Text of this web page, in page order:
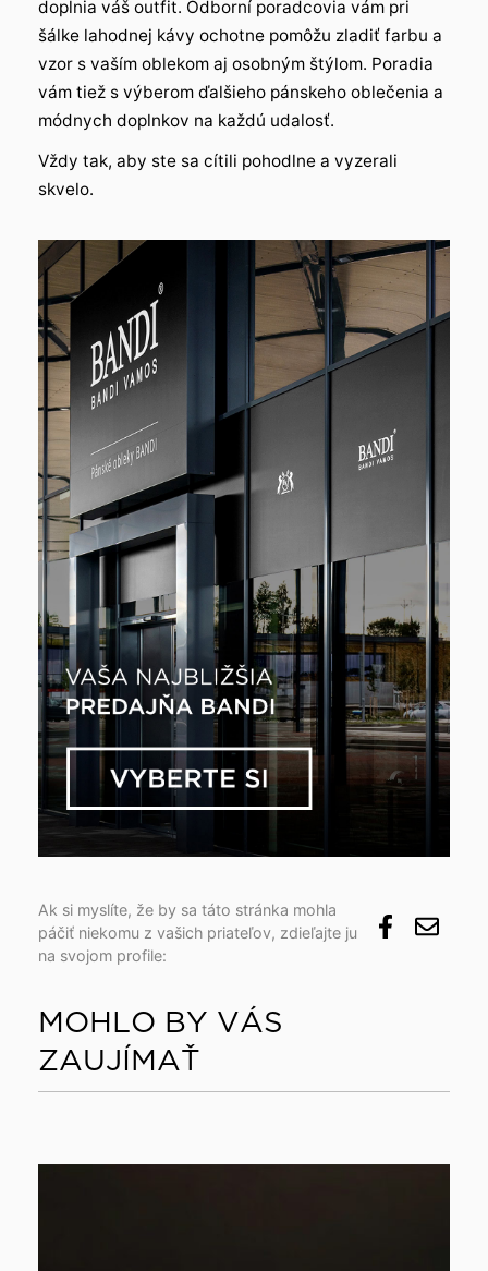
doplnia váš outfit. Odborní poradcovia vám pri
šálke lahodnej kávy ochotne pomôžu zladiť farbu a
vzor s vaším oblekom aj osobným štýlom. Poradia
vám tiež s výberom ďalšieho pánskeho oblečenia a
módnych doplnkov na každú udalosť.
Vždy tak, aby ste sa cítili pohodlne a vyzerali
skvelo.
Ak si myslíte, že by sa táto stránka mohla
páčiť niekomu z vašich priateľov, zdieľajte ju
na svojom profile:
MOHLO BY VÁS
ZAUJÍMAŤ